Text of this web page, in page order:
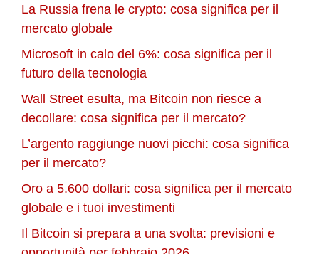
La Russia frena le crypto: cosa significa per il
mercato globale
Microsoft in calo del 6%: cosa significa per il
futuro della tecnologia
Wall Street esulta, ma Bitcoin non riesce a
decollare: cosa significa per il mercato?
L’argento raggiunge nuovi picchi: cosa significa
per il mercato?
Oro a 5.600 dollari: cosa significa per il mercato
globale e i tuoi investimenti
Il Bitcoin si prepara a una svolta: previsioni e